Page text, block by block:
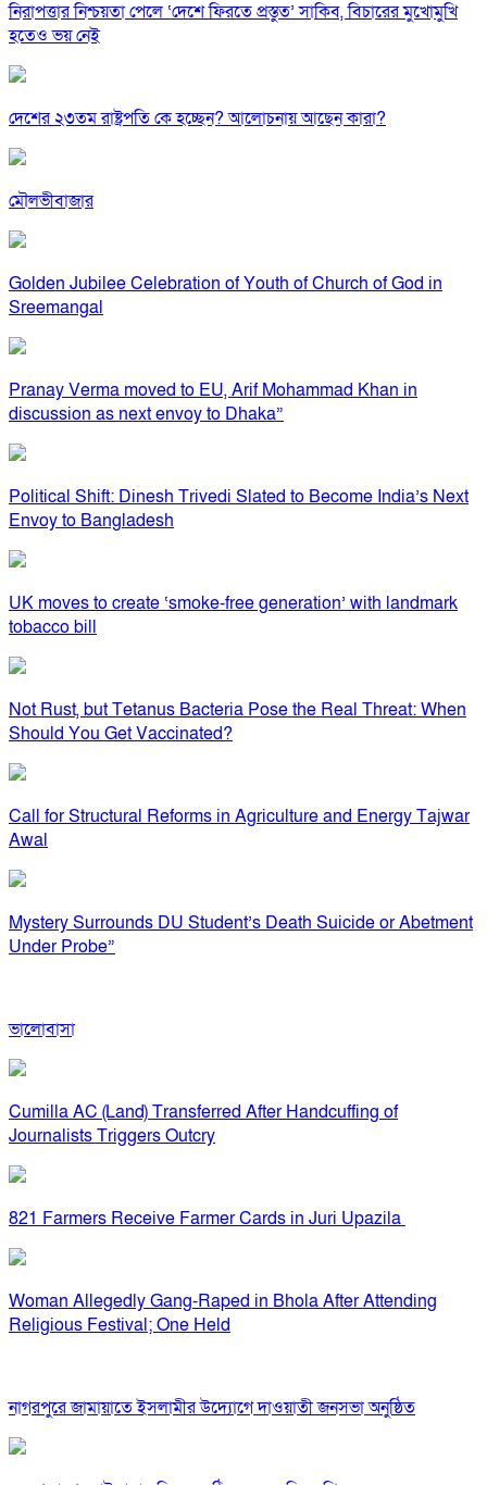
নিরাপত্তার নিশ্চয়তা পেলে ‘দেশে ফিরতে প্রস্তুত’ সাকিব, বিচারের মুখোমুখি
হতেও ভয় নেই
দেশের ২৩তম রাষ্ট্রপতি কে হচ্ছেন? আলোচনায় আছেন কারা?
মৌলভীবাজার
Golden Jubilee Celebration of Youth of Church of God in
Sreemangal
Pranay Verma moved to EU, Arif Mohammad Khan in
discussion as next envoy to Dhaka”
Political Shift: Dinesh Trivedi Slated to Become India’s Next
Envoy to Bangladesh
UK moves to create ‘smoke-free generation’ with landmark
tobacco bill
Not Rust, but Tetanus Bacteria Pose the Real Threat: When
Should You Get Vaccinated?
Call for Structural Reforms in Agriculture and Energy Tajwar
Awal
Mystery Surrounds DU Student’s Death Suicide or Abetment
Under Probe”
ভালোবাসা
Cumilla AC (Land) Transferred After Handcuffing of
Journalists Triggers Outcry
821 Farmers Receive Farmer Cards in Juri Upazila
Woman Allegedly Gang-Raped in Bhola After Attending
Religious Festival; One Held
নাগরপুরে জামায়াতে ইসলামীর উদ্যোগে দাওয়াতী জনসভা অনুষ্ঠিত